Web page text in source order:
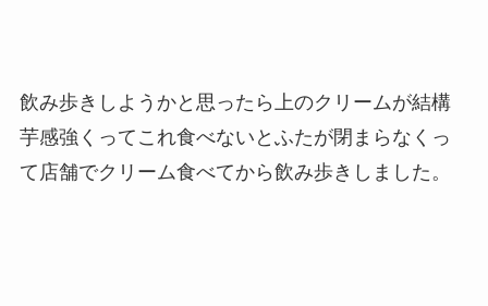
飲み歩きしようかと思ったら上のクリームが結構
芋感強くってこれ食べないとふたが閉まらなくっ
て店舗でクリーム食べてから飲み歩きしました。